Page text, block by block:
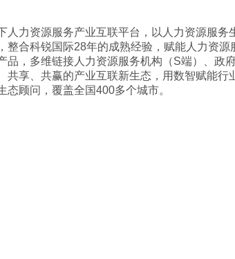
人力资源服务产业互联平台，以人力资源服
整合科锐国际28年的成熟经验，赋能人力资
品，多维链接人力资源服务机构（S端）、政
共享、共赢的产业互联新生态，用数智赋能
态顾问，覆盖全国400多个城市。